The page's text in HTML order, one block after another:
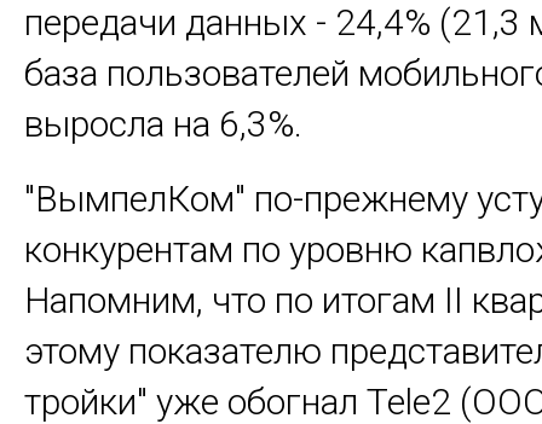
передачи данных - 24,4% (21,3
база пользователей
выросла на 6,3%.
"ВымпелКом" по-прежнему
конкурентам по уровню
Напомним, что по итогам II
этому показателю
тройки" уже обогнал Tele2